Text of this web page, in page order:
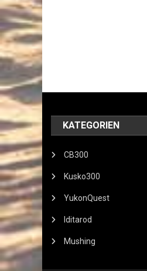
KATEGORIEN
CB300
Kusko300
YukonQuest
Iditarod
Mushing